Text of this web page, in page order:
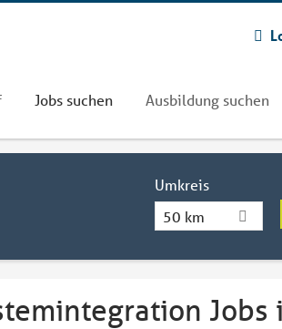
Jobs suchen Ausbildung suchen
Umkreis
50 km
Jobs